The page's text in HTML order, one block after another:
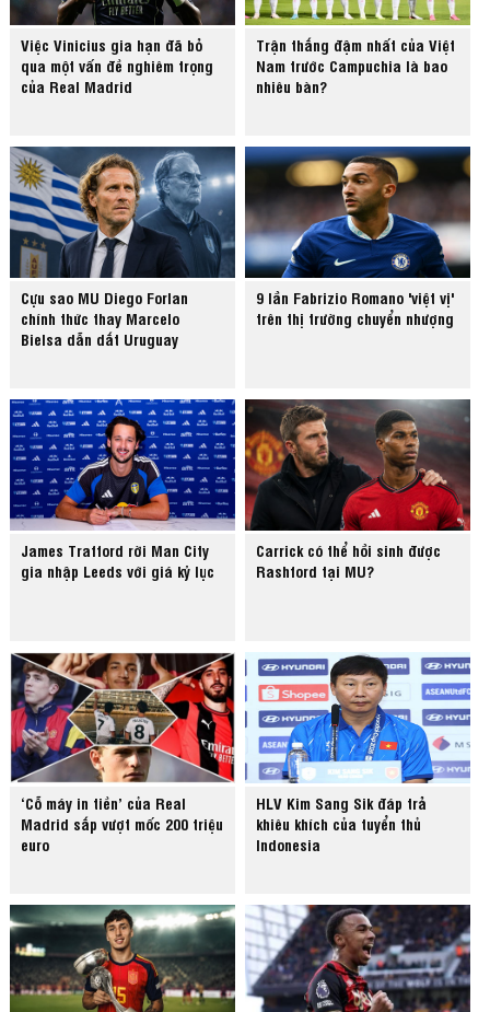
Việc Vinicius gia hạn đã bỏ
qua một vấn đề nghiêm trọng
của Real Madrid
Trận thắng đậm nhất của Việt
Nam trước Campuchia là bao
nhiêu bàn?
Cựu sao MU Diego Forlan
chính thức thay Marcelo
Bielsa dẫn dắt Uruguay
9 lần Fabrizio Romano 'việt vị'
trên thị trường chuyển nhượng
James Trafford rời Man City
gia nhập Leeds với giá kỷ lục
Carrick có thể hồi sinh được
Rashford tại MU?
‘Cỗ máy in tiền’ của Real
Madrid sắp vượt mốc 200 triệu
euro
HLV Kim Sang Sik đáp trả
khiêu khích của tuyển thủ
Indonesia